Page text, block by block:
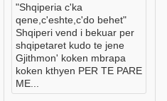
"Shqiperia c'ka
qene,c'eshte,c'do behet"
Shqiperi vend i bekuar per
shqipetaret kudo te jene
Gjithmon' koken mbrapa
koken kthyen PER TE PARE
ME...